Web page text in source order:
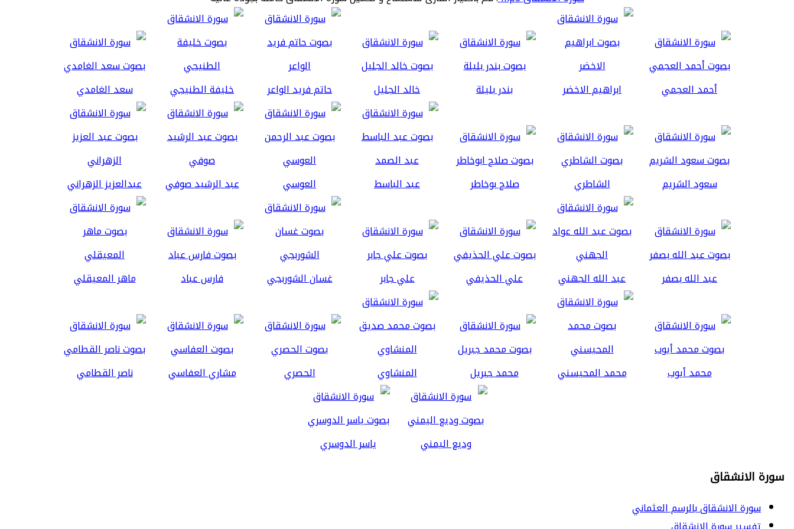
أحمد العجمي ابراهيم الاخضر بندر بليلة خالد الجليل حاتم فريد الواعر خليفة الطنيجي سعد الغامدي
سعود الشريم الشاطري صلاح بوخاطر عبد الباسط العوسي عبد الرشيد صوفي عبدالعزيز الزهراني
عبد الله بصفر عبد الله الجهني علي الحذيفي علي جابر غسان الشوربجي فارس عباد ماهر المعيقلي
محمد أيوب محمد المحيسني محمد جبريل المنشاوي الحصري مشاري العفاسي ناصر القطامي
وديع اليمني ياسر الدوسري
سورة الانشقاق
سورة الانشقاق بالرسم العثماني